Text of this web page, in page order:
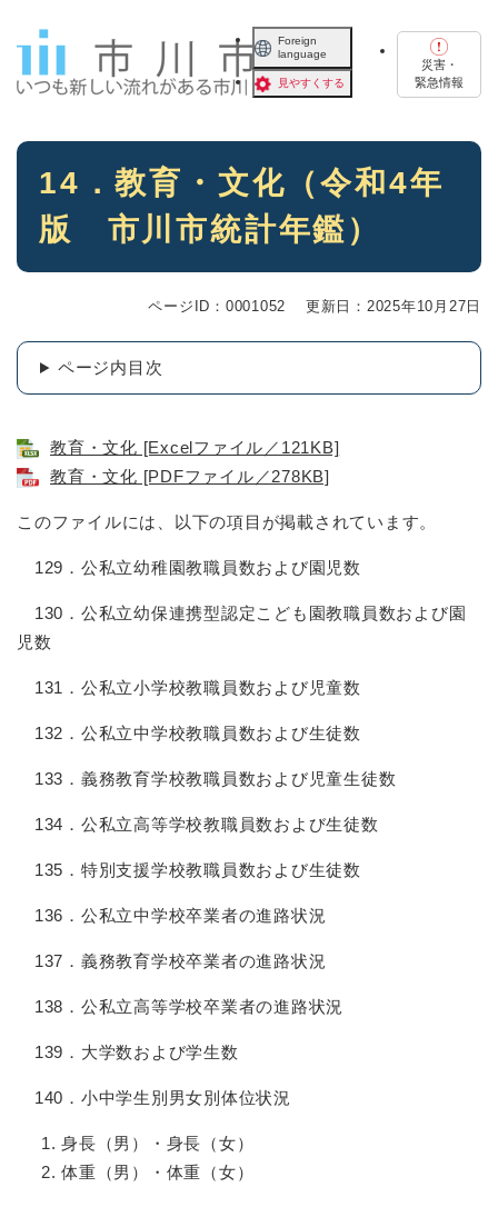
Foreign
language
見やすくする
災害・
緊急情報
本
14．教育・文化（令和4年
版 市川市統計年鑑）
ページID：0001052 更新日：2025年10月27日
ページ内目次
教育・文化 [Excelファイル／121KB]
教育・文化 [PDFファイル／278KB]
このファイルには、以下の項目が掲載されています。
129．公私立幼稚園教職員数および園児数
130．公私立幼保連携型認定こども園教職員数および園
児数
131．公私立小学校教職員数および児童数
132．公私立中学校教職員数および生徒数
133．義務教育学校教職員数および児童生徒数
134．公私立高等学校教職員数および生徒数
135．特別支援学校教職員数および生徒数
136．公私立中学校卒業者の進路状況
137．義務教育学校卒業者の進路状況
138．公私立高等学校卒業者の進路状況
139．大学数および学生数
140．小中学生別男女別体位状況
身長（男）・身長（女）
体重（男）・体重（女）